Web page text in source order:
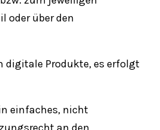
oder über den
digitale Produkte, es erfolgt
einfaches, nicht